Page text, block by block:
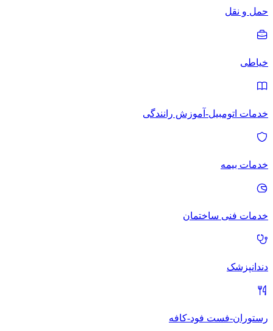
حمل و نقل
خیاطی
خدمات اتومبیل-آموزش رانندگی
خدمات بیمه
خدمات فنی ساختمان
دندانپزشک
رستوران-فست فود-کافه